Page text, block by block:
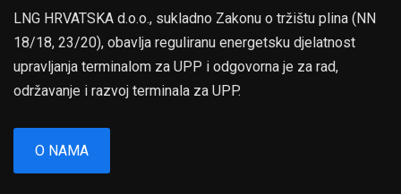
LNG HRVATSKA d.o.o., sukladno Zakonu o tržištu plina (NN
18/18, 23/20), obavlja reguliranu energetsku djelatnost
upravljanja terminalom za UPP i odgovorna je za rad,
održavanje i razvoj terminala za UPP.
O NAMA